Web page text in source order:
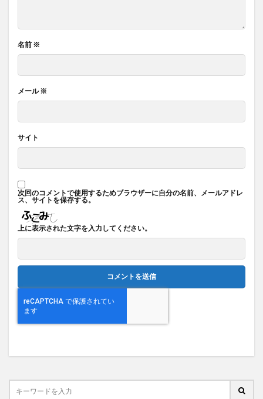
名前 ※
メール※
サイト
次回のコメントで使用するためブラウザーに自分の名前、メールアドレ
ス、サイトを保存する。
上に表示された文字を入力してください。